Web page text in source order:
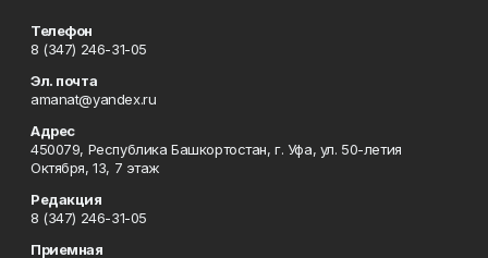
Телефон
8 (347) 246-31-05
Эл. почта
amanat@yandex.ru
Адрес
450079, Республика Башкортостан, г. Уфа, ул. 50-летия
Октября, 13, 7 этаж
Редакция
8 (347) 246-31-05
Приемная